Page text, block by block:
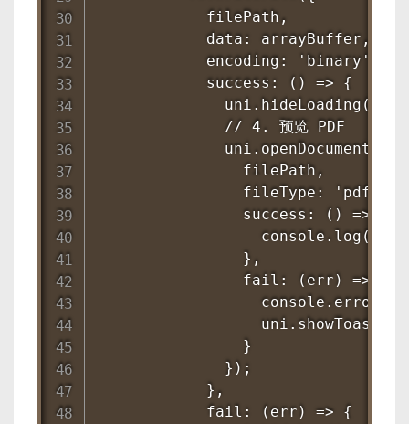
            filePath,
            data: arrayBuffer,
            encoding: 'binary',
            success: () => {
              uni.hideLoading();
              // 4. 预览 PDF
              uni.openDocument({
                filePath,
                fileType: 'pdf',
                success: () => {
console.log('打
                },
                fail: (err) => {
console.error('
uni.showToast({
                }
              });
            },
            fail: (err) => {